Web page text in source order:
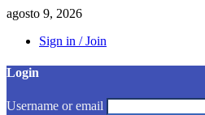
agosto 9, 2026
Sign in / Join
Login
Username or email